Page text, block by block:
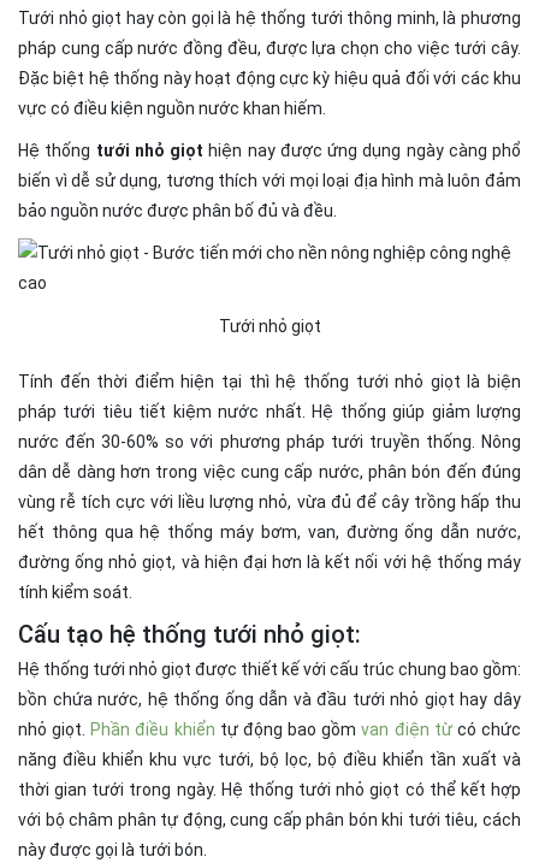
Tưới nhỏ giọt hay còn gọi là hệ thống tưới thông minh, là phương
pháp cung cấp nước đồng đều, được lựa chọn cho việc tưới cây.
Đặc biệt hệ thống này hoạt động cực kỳ hiệu quả đối với các khu
vực có điều kiện nguồn nước khan hiếm.
Hệ thống tưới nhỏ giọt hiện nay được ứng dụng ngày càng phổ
biến vì dễ sử dụng, tương thích với mọi loại địa hình mà luôn đảm
bảo nguồn nước được phân bố đủ và đều.
Tưới nhỏ giọt
Tính đến thời điểm hiện tại thì hệ thống tưới nhỏ giọt là biện
pháp tưới tiêu tiết kiệm nước nhất. Hệ thống giúp giảm lượng
nước đến 30-60% so với phương pháp tưới truyền thống. Nông
dân dễ dàng hơn trong việc cung cấp nước, phân bón đến đúng
vùng rễ tích cực với liều lượng nhỏ, vừa đủ để cây trồng hấp thu
hết thông qua hệ thống máy bơm, van, đường ống dẫn nước,
đường ống nhỏ giọt, và hiện đại hơn là kết nối với hệ thống máy
tính kiểm soát.
Cấu tạo hệ thống tưới nhỏ giọt:
Hệ thống tưới nhỏ giọt được thiết kế với cấu trúc chung bao gồm:
bồn chứa nước, hệ thống ống dẫn và đầu tưới nhỏ giọt hay dây
nhỏ giọt. Phần điều khiển tự động bao gồmvan điện từcó chức
năng điều khiển khu vực tưới, bộ lọc, bộ điều khiển tần xuất và
thời gian tưới trong ngày. Hệ thống tưới nhỏ giọt có thể kết hợp
với bộ châm phân tự động, cung cấp phân bón khi tưới tiêu, cách
này được gọi là tưới bón.